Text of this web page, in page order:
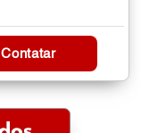
Contatar